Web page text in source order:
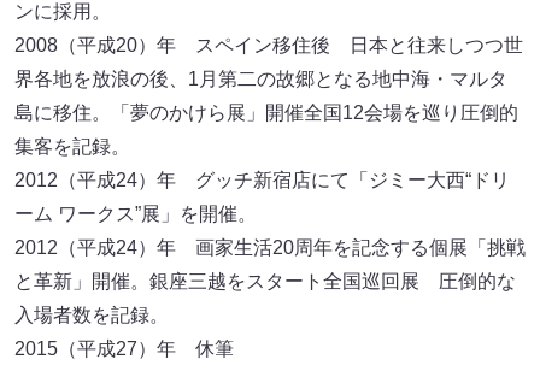
ンに採用。
2008（平成20）年 スペイン移住後 日本と往来しつつ世
界各地を放浪の後、1月第二の故郷となる地中海・マルタ
島に移住。「夢のかけら展」開催全国12会場を巡り圧倒的
集客を記録。
2012（平成24）年 グッチ新宿店にて「ジミー大西“ドリ
ーム ワークス”展」を開催。
2012（平成24）年 画家生活20周年を記念する個展「挑戦
と革新」開催。銀座三越をスタート全国巡回展 圧倒的な
入場者数を記録。
2015（平成27）年 休筆